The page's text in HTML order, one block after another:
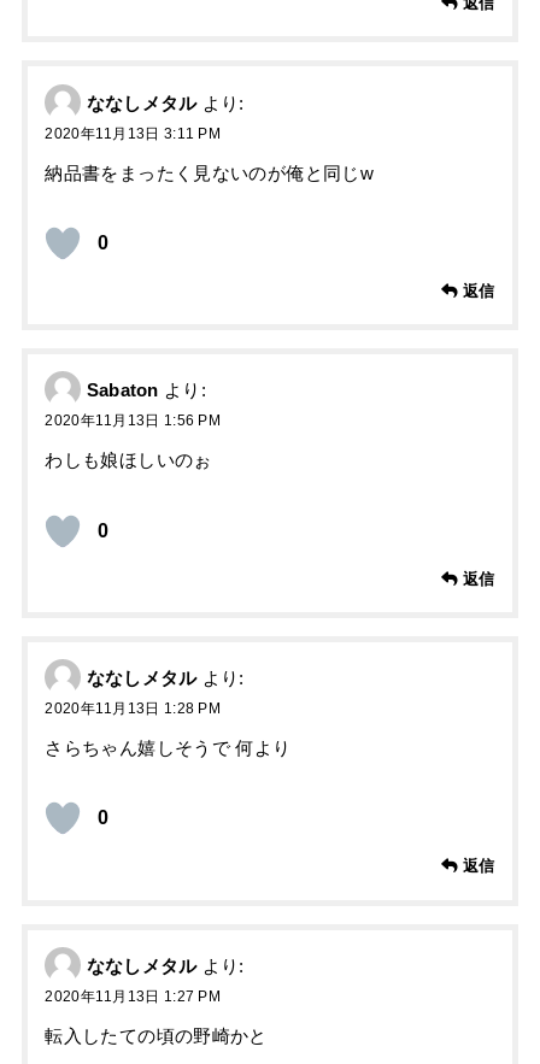
ななしメタル より:
2020年11月13日 3:11 PM
納品書をまったく見ないのが俺と同じw
0
返信
Sabaton より:
2020年11月13日 1:56 PM
わしも娘ほしいのぉ
0
返信
ななしメタル より:
2020年11月13日 1:28 PM
さらちゃん嬉しそうで 何より
0
返信
ななしメタル より:
2020年11月13日 1:27 PM
転入したての頃の野崎かと